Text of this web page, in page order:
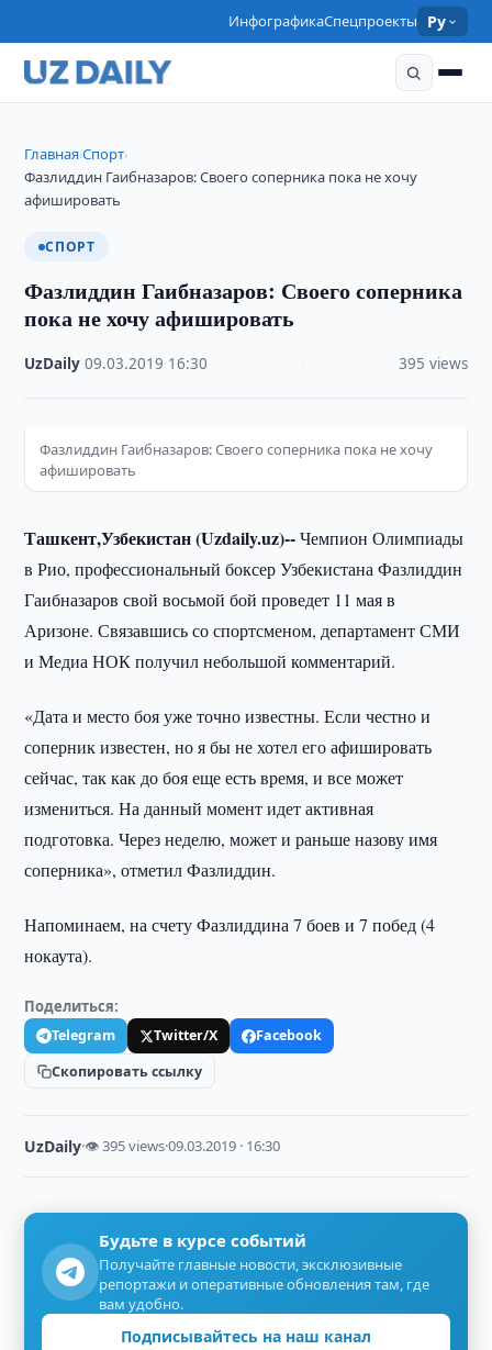
ИнфографикаСпецпроекты Ру
Главная›Спорт›
Фазлиддин Гаибназаров: Своего соперника пока не хочу
афишировать
СПОРТ
Фазлиддин Гаибназаров: Своего соперника
пока не хочу афишировать
UzDaily ·09.03.2019 16:30 395 views
Фазлиддин Гаибназаров: Своего соперника пока не хочу
афишировать
Ташкент,Узбекистан (Uzdaily.uz)--Чемпион Олимпиады
в Рио, профессиональный боксер Узбекистана Фазлиддин
Гаибназаров свой восьмой бой проведет 11 мая в
Аризоне. Связавшись со спортсменом, департамент СМИ
и Медиа НОК получил небольшой комментарий.
«Дата и место боя уже точно известны. Если честно и
соперник известен, но я бы не хотел его афишировать
сейчас, так как до боя еще есть время, и все может
измениться. На данный момент идет активная
подготовка. Через неделю, может и раньше назову имя
соперника», отметил Фазлиддин.
Напоминаем, на счету Фазлиддина 7 боев и 7 побед (4
нокаута).
Поделиться:
Telegram Twitter/X
Facebook
Скопировать ссылку
UzDaily·👁 395 views·09.03.2019 · 16:30
Будьте в курсе событий
Получайте главные новости, эксклюзивные
репортажи и оперативные обновления там, где
вам удобно.
Подписывайтесь на наш канал